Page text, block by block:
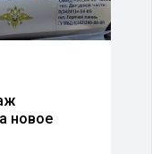
новое